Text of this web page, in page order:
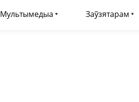
Мультымедыа Заўзятарам